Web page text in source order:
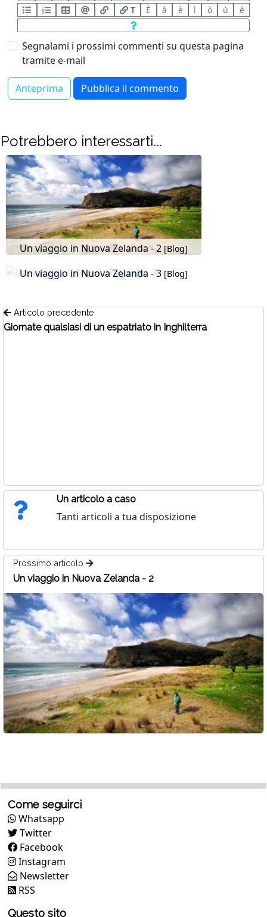
T
È à è ì ò ù é
Segnalami i prossimi commenti su questa pagina
tramite e-mail
Potrebbero interessarti...
Un viaggio in Nuova Zelanda - 2 [Blog]
Un viaggio in Nuova Zelanda - 3 [Blog]
Articolo precedente
Giornate qualsiasi di un espatriato in Inghilterra
Un articolo a caso
Tanti articoli a tua disposizione
Prossimo articolo
Un viaggio in Nuova Zelanda - 2
Come seguirci
Whatsapp
Twitter
Facebook
Instagram
Newsletter
RSS
Questo sito